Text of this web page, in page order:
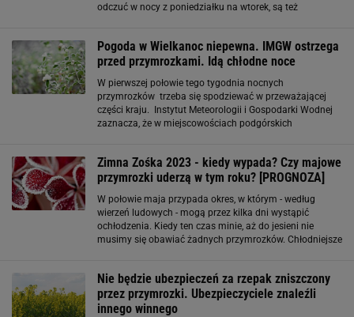
odczuć w nocy z poniedziałku na wtorek, są też
Pogoda w Wielkanoc niepewna. IMGW ostrzega
przed przymrozkami. Idą chłodne noce
W pierwszej połowie tego tygodnia nocnych
przymrozków trzeba się spodziewać w przeważającej
części kraju. Instytut Meteorologii i Gospodarki Wodnej
zaznacza, że w miejscowościach podgórskich
Zimna Zośka 2023 - kiedy wypada? Czy majowe
przymrozki uderzą w tym roku? [PROGNOZA]
W połowie maja przypada okres, w którym - według
wierzeń ludowych - mogą przez kilka dni wystąpić
ochłodzenia. Kiedy ten czas minie, aż do jesieni nie
musimy się obawiać żadnych przymrozków. Chłodniejsze
Nie będzie ubezpieczeń za rzepak zniszczony
przez przymrozki. Ubezpieczyciele znaleźli
innego winnego